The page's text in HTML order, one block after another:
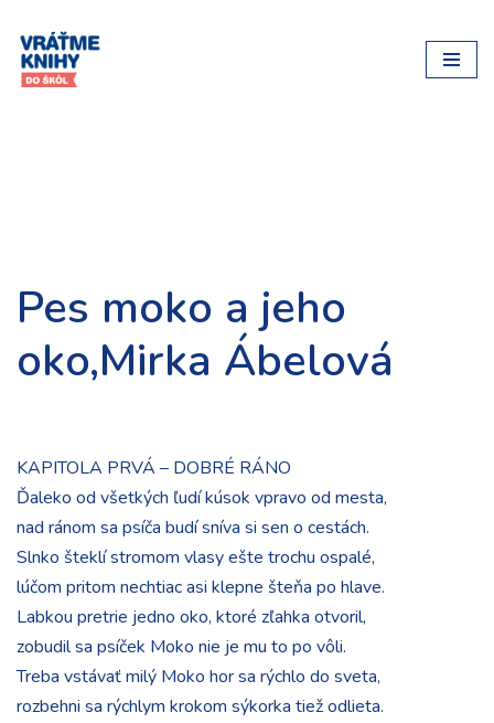
Preskočiť
na
Pes moko a jeho
oko,Mirka Ábelová
KAPITOLA PRVÁ – DOBRÉ RÁNO
Ďaleko od všetkých ľudí kúsok vpravo od mesta,
nad ránom sa psíča budí sníva si sen o cestách.
Slnko šteklí stromom vlasy ešte trochu ospalé,
lúčom pritom nechtiac asi klepne šteňa po hlave.
Labkou pretrie jedno oko, ktoré zľahka otvoril,
zobudil sa psíček Moko nie je mu to po vôli.
Treba vstávať milý Moko hor sa rýchlo do sveta,
rozbehni sa rýchlym krokom sýkorka tiež odlieta.